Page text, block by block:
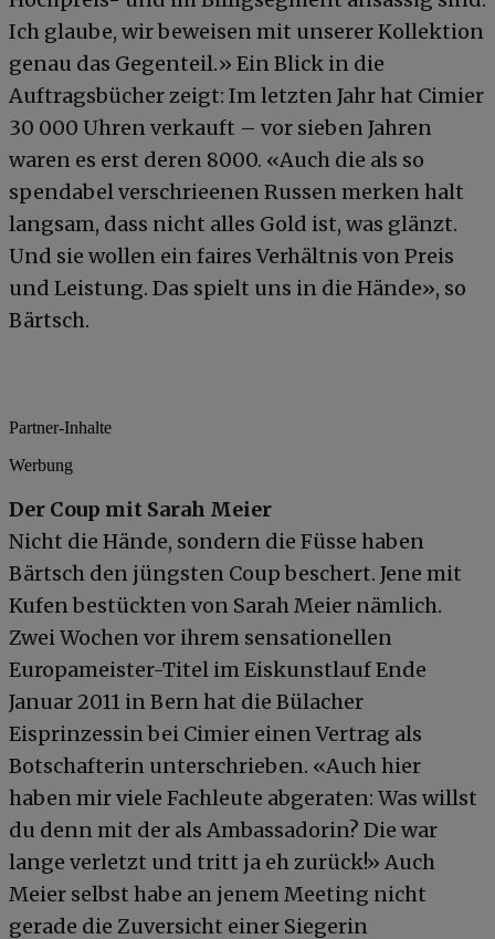
Ich glaube, wir beweisen mit unserer Kollektion
genau das Gegenteil.» Ein Blick in die
Auftragsbücher zeigt: Im letzten Jahr hat Cimier
30 000 Uhren verkauft – vor sieben Jahren
waren es erst deren 8000. «Auch die als so
spendabel verschrieenen Russen merken halt
langsam, dass nicht alles Gold ist, was glänzt.
Und sie wollen ein faires Verhältnis von Preis
und Leistung. Das spielt uns in die Hände», so
Bärtsch.
Partner-Inhalte
Werbung
Der Coup mit Sarah Meier
Nicht die Hände, sondern die Füsse haben
Bärtsch den jüngsten Coup beschert. Jene mit
Kufen bestückten von Sarah Meier nämlich.
Zwei Wochen vor ihrem sensationellen
Europameister-Titel im Eiskunstlauf Ende
Januar 2011 in Bern hat die Bülacher
Eisprinzessin bei Cimier einen Vertrag als
Botschafterin unterschrieben. «Auch hier
haben mir viele Fachleute abgeraten: Was willst
du denn mit der als Ambassadorin? Die war
lange verletzt und tritt ja eh zurück!» Auch
Meier selbst habe an jenem Meeting nicht
gerade die Zuversicht einer Siegerin